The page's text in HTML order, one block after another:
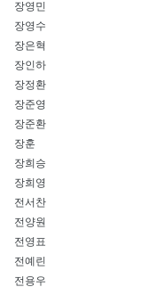
장영민
장영수
장은혁
장인하
장정환
장준영
장준환
장훈
장희승
장희영
전서찬
전양원
전영표
전예린
전용우